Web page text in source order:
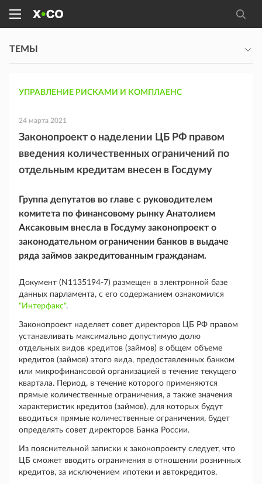
ТЕМЫ
УПРАВЛЕНИЕ РИСКАМИ И КОМПЛАЕНС
24 марта 2021
Законопроект о наделении ЦБ РФ правом
введения количественных ограничений по
отдельным кредитам внесен в Госдуму
Группа депутатов во главе с руководителем
комитета по финансовому рынку Анатолием
Аксаковым внесла в Госдуму законопроект о
законодательном ограничении банков в выдаче
ряда займов закредитованным гражданам.
Документ (N1135194-7) размещен в электронной базе
данных парламента, с его содержанием ознакомился
"Интерфакс".
Законопроект наделяет совет директоров ЦБ РФ правом
устанавливать максимально допустимую долю
отдельных видов кредитов (займов) в общем объеме
кредитов (займов) этого вида, предоставленных банком
или микрофинансовой организацией в течение текущего
квартала. Период, в течение которого применяются
прямые количественные ограничения, а также значения
характеристик кредитов (займов), для которых будут
вводиться прямые количественные ограничения, будет
определять совет директоров Банка России.
Из пояснительной записки к законопроекту следует, что
ЦБ сможет вводить ограничения в отношении розничных
кредитов, за исключением ипотеки и автокредитов.